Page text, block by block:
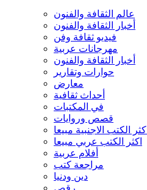
عالم الثقافة والفنون
أخبار الثقافة والفنون
فيديو ثقافة وفن
مهرجانات عربية
أخبار الثقافة والفنون
حوارات وتقارير
معارض
أحداث ثقافية
في المكتبات
قصص وروايات
اكثر الكتب الاجنبية مبيعا
اكثر الكتب عربي مبيعا
أفلام عربية
مراجعة كتب
دين ودنيا